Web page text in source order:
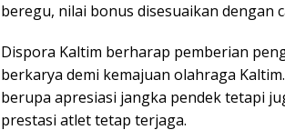
beregu, nilai bonus disesuaikan dengan
Dispora Kaltim berharap pemberian
berkarya demi kemajuan olahraga
berupa apresiasi jangka pendek tetapi
prestasi atlet tetap terjaga.